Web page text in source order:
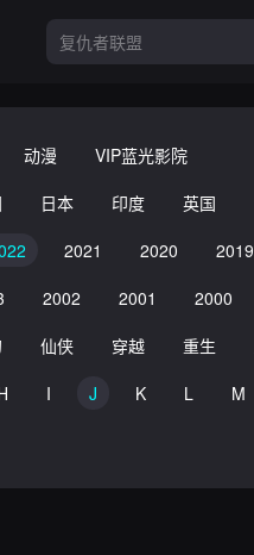
动漫
VIP蓝光影院
日本 印度 英国
2021 2020 2019
2002 2001
2000
仙侠 穿越 重生
I J K L M